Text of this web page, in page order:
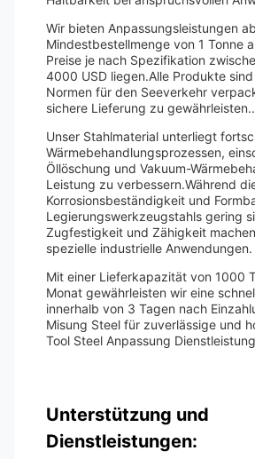
Wir bieten Anpassungsleistungen
Mindestbestellmenge von 1 Tonne
Preise je nach Spezifikation
4000 USD liegen.Alle Produkte
Normen für den Seeverkehr
sichere Lieferung zu gewährleisten..
Unser Stahlmaterial unterliegt
Wärmebehandlungsprozessen,
Öllöschung und Vakuum-
Leistung zu verbessern.Während
Korrosionsbeständigkeit und
Legierungswerkzeugstahls gering
Zugfestigkeit und Zähigkeit
spezielle industrielle Anwendungen.
Mit einer Lieferkapazität von 1000
Monat gewährleisten wir eine
innerhalb von 3 Tagen nach
Misung Steel für zuverlässige und
Tool Steel Anpassung
Unterstützung und
Dienstleistungen: